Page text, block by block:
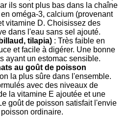
ils sont plus bas dans la chaîne
oméga-3, calcium (provenant
vitamine D. Choisissez des
dans l'eau sans sel ajouté.
tilapia) : Très faible en
et facile à digérer. Une bonne
ayant un estomac sensible.
au goût de poisson
la plus sûre dans l'ensemble.
avec des niveaux de
la vitamine E ajoutée et une
goût de poisson satisfait l'envie
ordinaire.